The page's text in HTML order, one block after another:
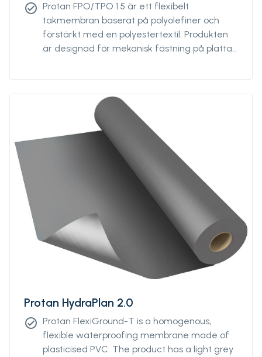
check_circle Protan FPO/TPO 1.5 är ett flexibelt
takmembran baserat på polyolefiner och
förstärkt med en polyestertextil. Produkten
är designad för mekanisk fästning på platta
både som ett exponerat takmembran eller
gröna tak. Den är svetsbar med varmluft och
är designad för att fungera bra under olika
klimatförhållanden.
Protan HydraPlan 2.0
check_circle Protan FlexiGround-T is a homogenous,
flexible waterproofing membrane made of
plasticised PVC. The product has a light grey